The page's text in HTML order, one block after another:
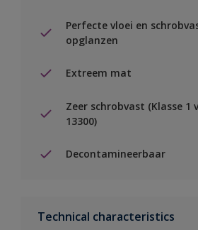
Perfecte vloei en
opglanzen
Extreem mat
Zeer schrobvast (Klasse 1
13300)
Decontamineerbaar
Technical characteristics